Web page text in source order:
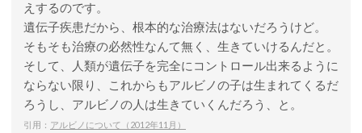
えするのです。
遺伝子疾患だから、根本的な治療法はないだろうけど。
そもそも治療の必然性なんて無く、生きていけるんだと。
そして、人類が遺伝子を完全にコントロール出来るように
ならない限り、これからもアルビノの子は生まれてくるだ
ろうし、アルビノの人は生きていくんだろう、と。
引用： アルビノについて（2012年11月）